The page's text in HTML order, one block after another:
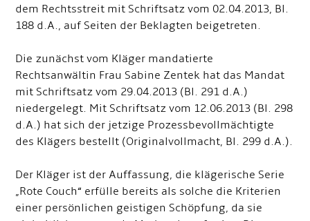
dem Rechtsstreit mit Schriftsatz vom 02.04.2013, Bl.
188 d.A., auf Seiten der Beklagten beigetreten.
Die zunächst vom Kläger mandatierte
Rechtsanwältin Frau Sabine Zentek hat das Mandat
mit Schriftsatz vom 29.04.2013 (Bl. 291 d.A.)
niedergelegt. Mit Schriftsatz vom 12.06.2013 (Bl. 298
d.A.) hat sich der jetzige Prozessbevollmächtigte
des Klägers bestellt (Originalvollmacht, Bl. 299 d.A.).
Der Kläger ist der Auffassung, die klägerische Serie
„Rote Couch“ erfülle bereits als solche die Kriterien
einer persönlichen geistigen Schöpfung, da sie